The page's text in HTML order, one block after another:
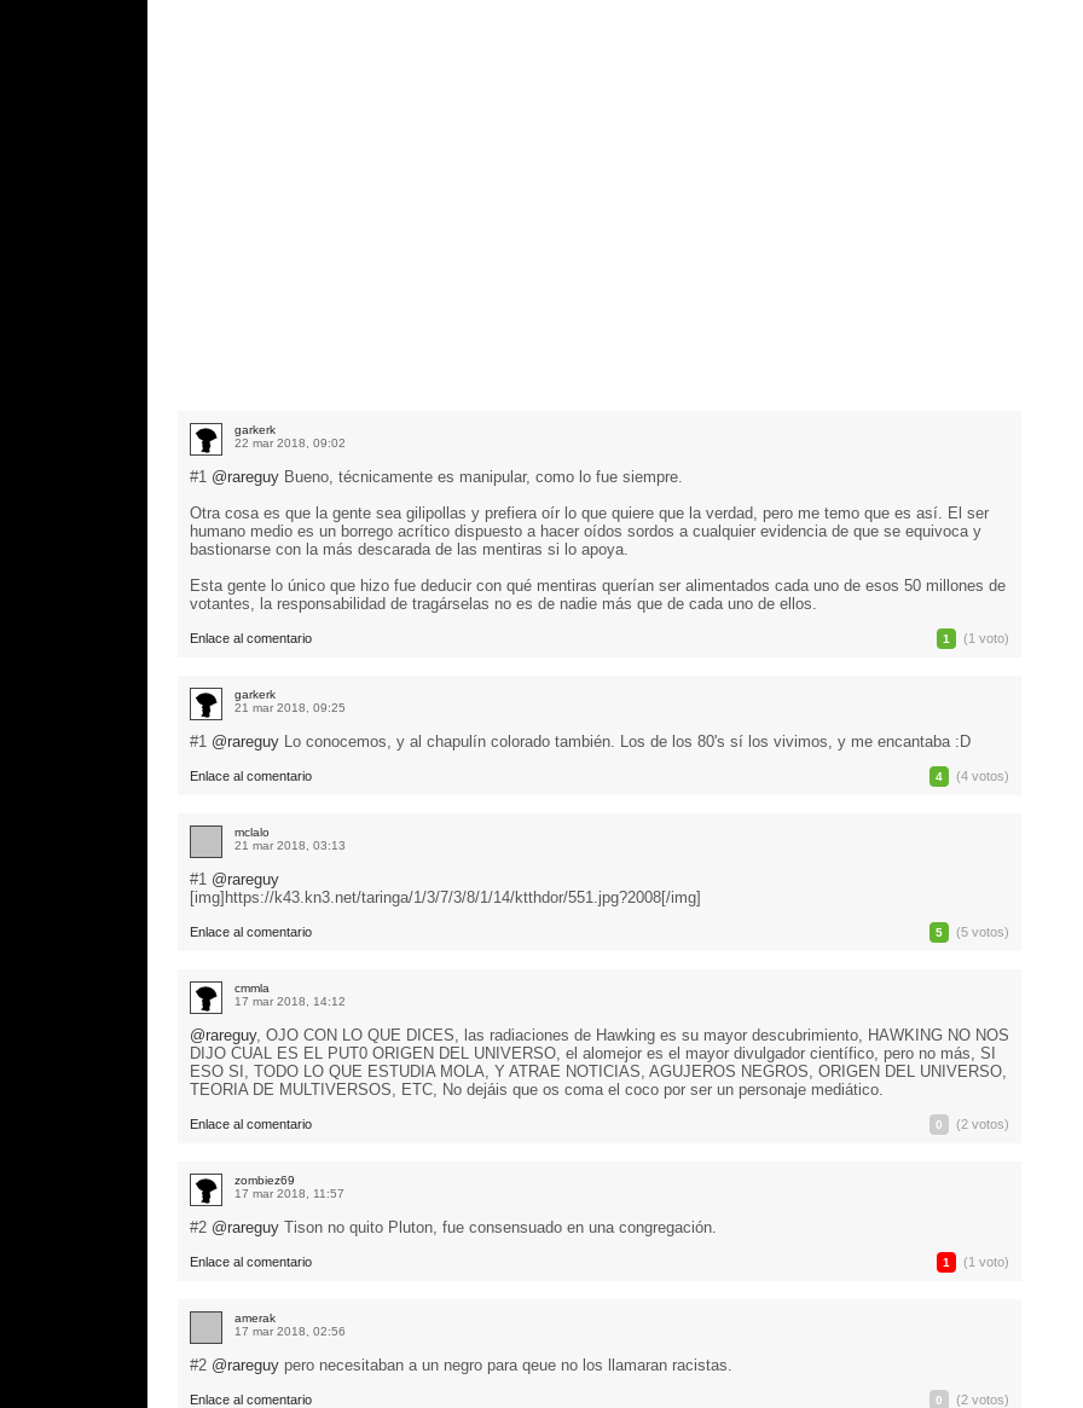
garkerk
22 mar 2018, 09:02
#1 @rareguy Bueno, técnicamente es manipular, como lo fue siempre.
Otra cosa es que la gente sea gilipollas y prefiera oír lo que quiere que la verdad, pero me temo que es así. El ser
humano medio es un borrego acrítico dispuesto a hacer oídos sordos a cualquier evidencia de que se equivoca y
bastionarse con la más descarada de las mentiras si lo apoya.
Esta gente lo único que hizo fue deducir con qué mentiras querían ser alimentados cada uno de esos 50 millones de
votantes, la responsabilidad de tragárselas no es de nadie más que de cada uno de ellos.
Enlace al comentario 1 (1 voto)
garkerk
21 mar 2018, 09:25
#1 @rareguy Lo conocemos, y al chapulín colorado también. Los de los 80's sí los vivimos, y me encantaba :D
Enlace al comentario 4 (4 votos)
mclalo
21 mar 2018, 03:13
#1 @rareguy
[img]https://k43.kn3.net/taringa/1/3/7/3/8/1/14/ktthdor/551.jpg?2008[/img]
Enlace al comentario 5 (5 votos)
cmmla
17 mar 2018, 14:12
@rareguy, OJO CON LO QUE DICES, las radiaciones de Hawking es su mayor descubrimiento, HAWKING NO NOS
DIJO CUAL ES EL PUT0 ORIGEN DEL UNIVERSO, el alomejor es el mayor divulgador científico, pero no más, SI
ESO SI, TODO LO QUE ESTUDIA MOLA, Y ATRAE NOTICIAS, AGUJEROS NEGROS, ORIGEN DEL UNIVERSO,
TEORIA DE MULTIVERSOS, ETC, No dejáis que os coma el coco por ser un personaje mediático.
Enlace al comentario 0 (2 votos)
zombiez69
17 mar 2018, 11:57
#2 @rareguy Tison no quito Pluton, fue consensuado en una congregación.
Enlace al comentario 1 (1 voto)
amerak
17 mar 2018, 02:56
#2 @rareguy pero necesitaban a un negro para qeue no los llamaran racistas.
Enlace al comentario 0 (2 votos)